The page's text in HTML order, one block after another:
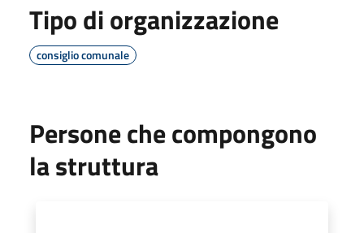
Tipo di organizzazione
consiglio comunale
Persone che compongono
la struttura